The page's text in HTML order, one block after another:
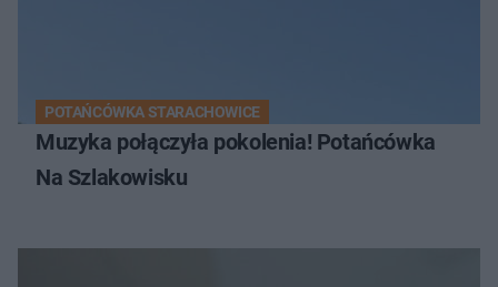
POTAŃCÓWKA STARACHOWICE
Muzyka połączyła pokolenia! Potańcówka
Na Szlakowisku